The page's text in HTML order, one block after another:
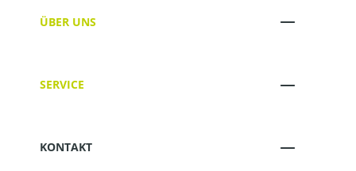
ÜBER UNS
SERVICE
KONTAKT